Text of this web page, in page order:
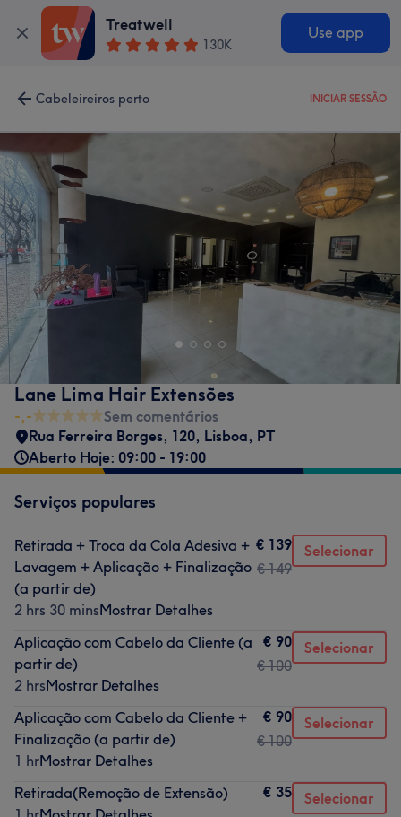
Treatwell
130K
Use app
Cabeleireiros perto INICIAR SESSÃO
Lane Lima Hair Extensões
-,-
Sem comentários
Rua Ferreira Borges, 120, Lisboa, PT
Aberto Hoje: 09:00 - 19:00
Serviços populares
Retirada + Troca da Cola Adesiva +
Lavagem + Aplicação + Finalização
(a partir de)
2 hrs 30 minsMostrar Detalhes
€ 139
€ 149
Selecionar
Aplicação com Cabelo da Cliente (a
partir de)
2 hrsMostrar Detalhes
€ 90
€ 100
Selecionar
Aplicação com Cabelo da Cliente +
Finalização (a partir de)
1 hrMostrar Detalhes
€ 90
€ 100
Selecionar
Retirada(Remoção de Extensão)
€ 35 Selecionar